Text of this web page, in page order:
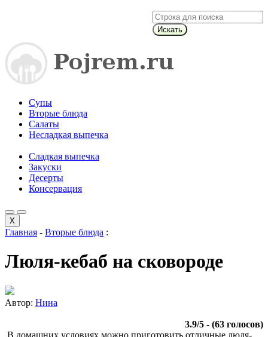
Искать
Супы
Вторые блюда
Салаты
Несладкая выпечка
Сладкая выпечка
Закуски
Десерты
Консервация
X
Главная - Вторые блюда :
Люля-кебаб на сковороде
Автор: Нина
3.9/5 - (63 голосов)
В домашних условиях можно приготовить отличные люля-